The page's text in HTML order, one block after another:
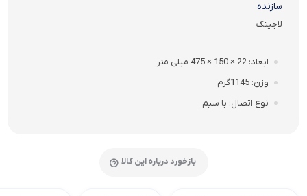
سازنده
لاجیتک
ابعاد 22 × 150 × 475 میلی متر
وزن 1145گرم
نوع اتصال با سیم
بازخورد درباره این کالا